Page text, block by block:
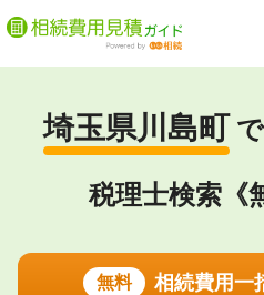
埼玉県川島町
税理士検索《
無料 相続費用一